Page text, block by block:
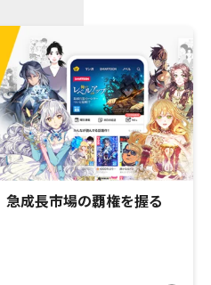
急成長市場の覇権を握る